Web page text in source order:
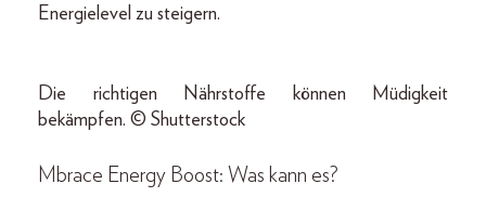
Energielevel zu steigern.
Die richtigen Nährstoffe können Müdigkeit
bekämpfen. © Shutterstock
Mbrace Energy Boost: Was kann es?